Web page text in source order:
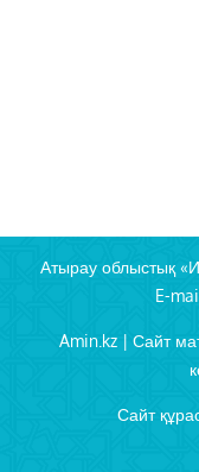
Атырау облыстық
E-
Amin.kz | Сайт
Сайт